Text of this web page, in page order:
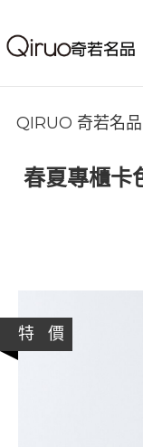
Qiruo 奇若名品
QIRUO 奇若名品
春夏專櫃卡
特 價